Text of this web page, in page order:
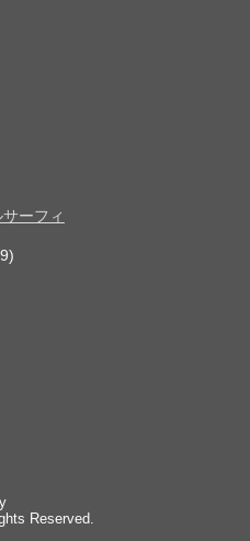
ーフィ
Reserved.